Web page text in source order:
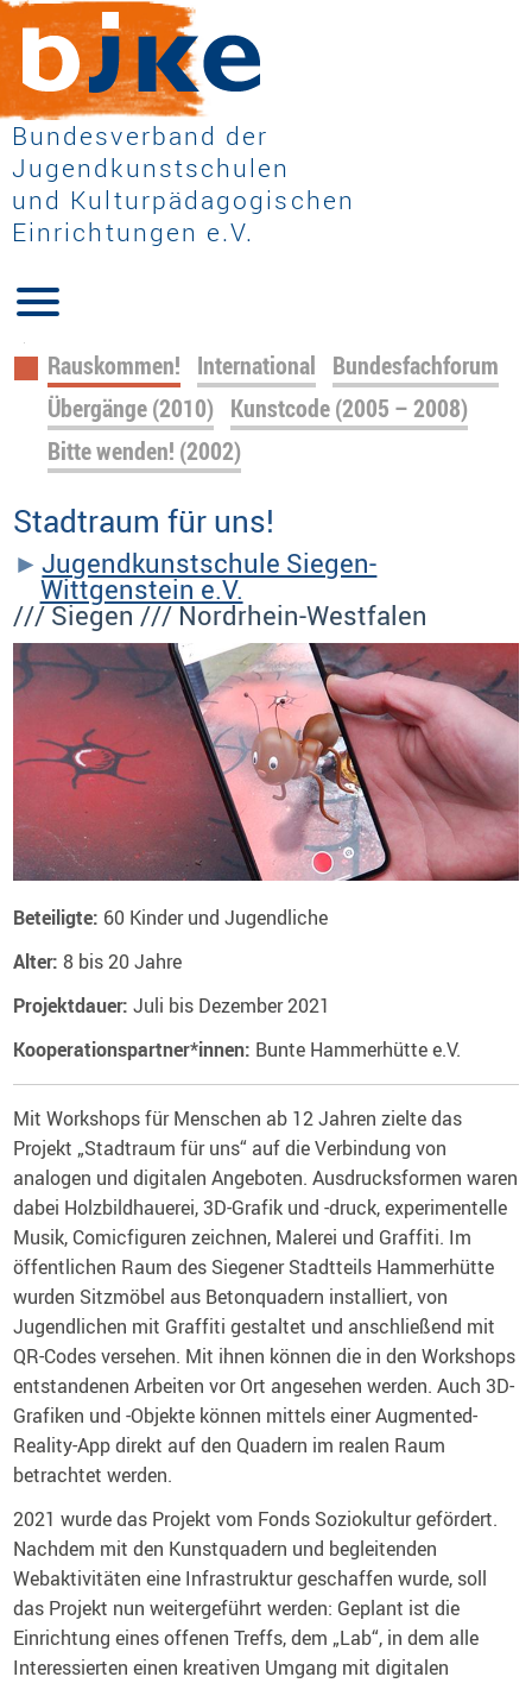
Bundesverband der
Jugendkunstschulen
und Kulturpädagogischen
Einrichtungen e.V.
Navigation
überspringen
Rauskommen! International Bundesfachforum
Übergänge (2010) Kunstcode (2005 – 2008)
Bitte wenden! (2002)
Stadtraum für uns!
Jugendkunstschule Siegen-
Wittgenstein e.V.
/// Siegen /// Nordrhein-Westfalen
Beteiligte: 60 Kinder und Jugendliche
Alter: 8 bis 20 Jahre
Projektdauer: Juli bis Dezember 2021
Kooperationspartner*innen: Bunte Hammerhütte e.V.
Mit Workshops für Menschen ab 12 Jahren zielte das
Projekt „Stadtraum für uns“ auf die Verbindung von
analogen und digitalen Angeboten. Ausdrucksformen waren
dabei Holzbildhauerei, 3D-Grafik und -druck, experimentelle
Musik, Comicfiguren zeichnen, Malerei und Graffiti. Im
öffentlichen Raum des Siegener Stadtteils Hammerhütte
wurden Sitzmöbel aus Betonquadern installiert, von
Jugendlichen mit Graffiti gestaltet und anschließend mit
QR-Codes versehen. Mit ihnen können die in den Workshops
entstandenen Arbeiten vor Ort angesehen werden. Auch 3D-
Grafiken und -Objekte können mittels einer Augmented-
Reality-App direkt auf den Quadern im realen Raum
betrachtet werden.
2021 wurde das Projekt vom Fonds Soziokultur gefördert.
Nachdem mit den Kunstquadern und begleitenden
Webaktivitäten eine Infrastruktur geschaffen wurde, soll
das Projekt nun weitergeführt werden: Geplant ist die
Einrichtung eines offenen Treffs, dem „Lab“, in dem alle
Interessierten einen kreativen Umgang mit digitalen